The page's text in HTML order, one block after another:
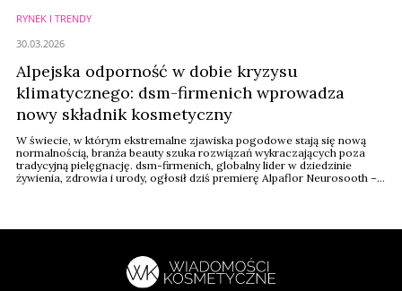
RYNEK I TRENDY
Alpejska odporność w dobie kryzysu
klimatycznego: dsm-firmenich wprowadza
nowy składnik kosmetyczny
W świecie, w którym ekstremalne zjawiska pogodowe stają się nową
normalnością, branża beauty szuka rozwiązań wykraczających poza
tradycyjną pielęgnację. dsm-firmenich, globalny lider w dziedzinie
żywienia, zdrowia i urody, ogłosił dziś premierę Alpaflor Neurosooth –
30.03.2026